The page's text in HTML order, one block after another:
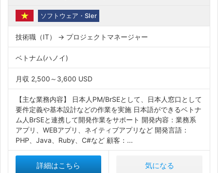
ソフトウェア・SIer
技術職（IT） → プロジェクトマネージャー
ベトナム(ハノイ)
月収 2,500～3,600 USD
【主な業務内容】 日本人PM/BrSEとして、日本人窓口として
要件定義や基本設計などの作業を実施 日本語ができるベトナ
ム人BrSEと連携して開発作業をサポート 開発内容：業務系
アプリ、WEBアプリ、ネイティブアプリなど 開発言語：
PHP、Java、Ruby、C#など 顧客：...
詳細はこちら 気になる